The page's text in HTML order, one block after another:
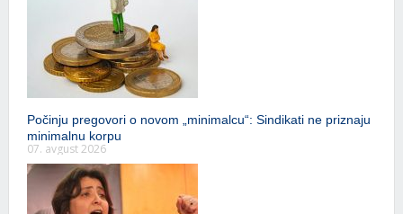
Počinju pregovori o novom „minimalcu“: Sindikati ne priznaju
minimalnu korpu
07. avgust 2026